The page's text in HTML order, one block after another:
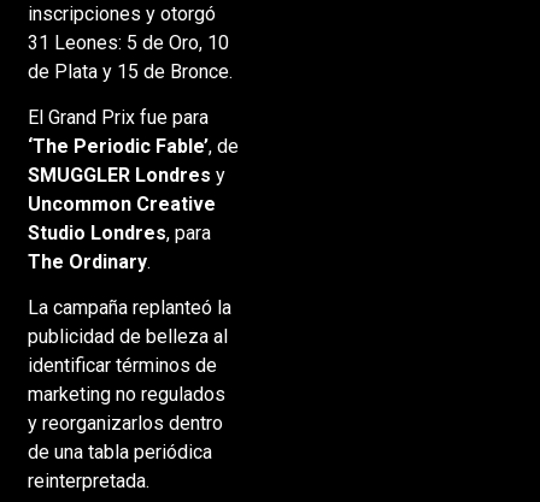
inscripciones y otorgó
31 Leones: 5 de Oro, 10
de Plata y 15 de Bronce.
El Grand Prix fue para
‘The Periodic Fable’, de
SMUGGLER Londres y
Uncommon Creative
Studio Londres, para
The Ordinary.
La campaña replanteó la
publicidad de belleza al
identificar términos de
marketing no regulados
y reorganizarlos dentro
de una tabla periódica
reinterpretada.